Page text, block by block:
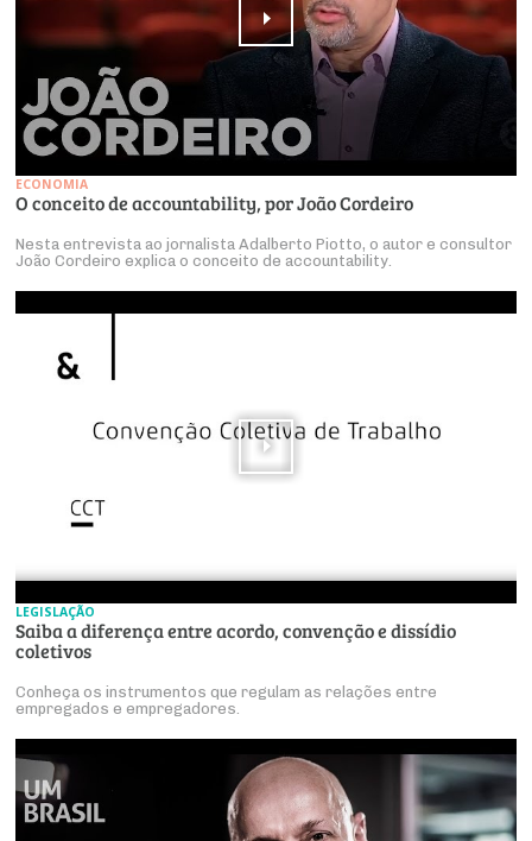
ECONOMIA
O conceito de accountability, por João Cordeiro
Nesta entrevista ao jornalista Adalberto Piotto, o autor e consultor
João Cordeiro explica o conceito de accountability.
LEGISLAÇÃO
Saiba a diferença entre acordo, convenção e dissídio
coletivos
Conheça os instrumentos que regulam as relações entre
empregados e empregadores.